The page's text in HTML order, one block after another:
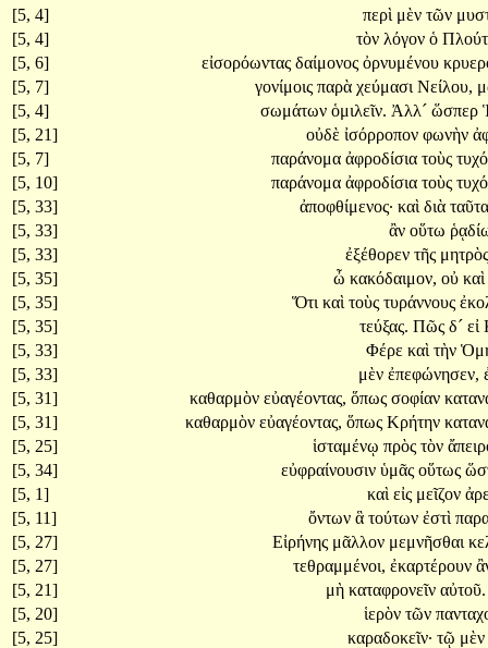
[5, 4]
περὶ μὲν τῶν
[5, 4]
τὸν λόγον ὁ
[5, 6]
εἰσορόωντας δαίμονος ὀρνυμένου
[5, 7]
γονίμοις παρὰ χεύμασι Νείλου,
[5, 4]
σωμάτων ὁμιλεῖν. Ἀλλ´ ὥσπερ
[5, 21]
οὐδὲ ἰσόρροπον φωνὴν
[5, 7]
παράνομα ἀφροδίσια τοὺς
[5, 10]
παράνομα ἀφροδίσια τοὺς
[5, 33]
ἀποφθίμενος· καὶ διὰ
[5, 33]
ἂν οὕτω
[5, 33]
ἐξέθορεν τῆς
[5, 35]
ὦ κακόδαιμον, οὐ καὶ
[5, 35]
Ὅτι καὶ τοὺς τυράννους
[5, 35]
τεύξας. Πῶς δ´ εἰ
[5, 33]
Φέρε καὶ τὴν
[5, 33]
μὲν ἐπεφώνησεν,
[5, 31]
καθαρμὸν εὐαγέοντας, ὅπως σοφίαν
[5, 31]
καθαρμὸν εὐαγέοντας, ὅπως Κρήτην
[5, 25]
ἱσταμένῳ πρὸς τὸν
[5, 34]
εὐφραίνουσιν ὑμᾶς οὕτως
[5, 1]
καὶ εἰς μεῖζον
[5, 11]
ὄντων ἃ τούτων ἐστὶ
[5, 27]
Εἰρήνης μᾶλλον μεμνῆσθαι
[5, 27]
τεθραμμένοι, ἐκαρτέρουν
[5, 21]
μὴ καταφρονεῖν αὐτοῦ.
[5, 20]
ἱερὸν τῶν
[5, 25]
καραδοκεῖν· τῷ μὲν